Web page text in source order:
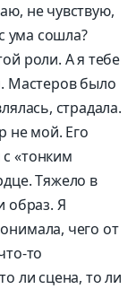
не чувствую,
ума сошла?
роли. А я тебе
Мастеров было
страдала.
не мой. Его
«тонким
Тяжело в
образ. Я
чего от
то
ли сцена, то ли